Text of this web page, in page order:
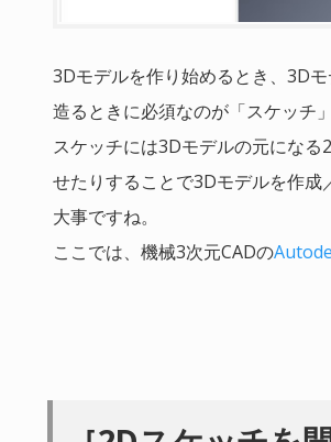
3Dモデルを作り始めるとき、3D
造るときに必須なのが「スケッチ」
スケッチには3Dモデルの元にな
せたりすることで3Dモデルを作
大事ですね。
ここでは、機械3次元CADの